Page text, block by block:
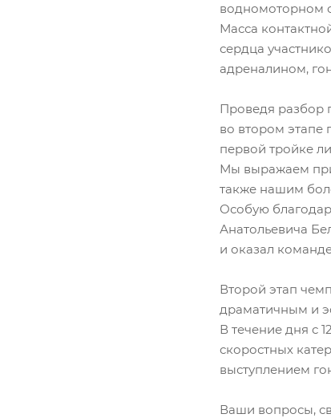
водномоторном
Масса
сердца
адреналином,
Проведя разбор
во втором этапе
первой тройке
Мы выражаем
также нашим
Особую
Анатольевича
и оказал
Второй этап
драматичным и
В течение дня с
скоростных
выступлением
Ваши вопросы,